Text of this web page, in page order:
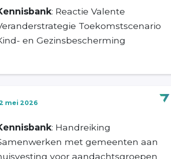
: Reactie Valente
Toekomstscenario
en Gezinsbescherming
mei 2026
: Handreiking
met gemeenten aan
voor aandachtsgroepen